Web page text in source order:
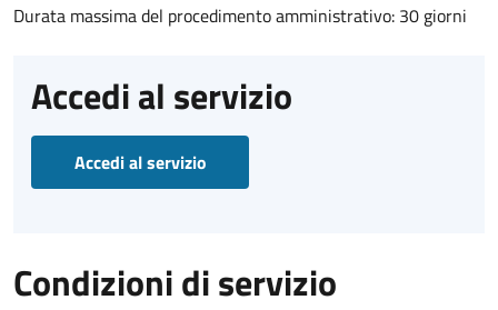
Durata massima del procedimento amministrativo: 30 giorni
Accedi al servizio
Accedi al servizio
Condizioni di servizio